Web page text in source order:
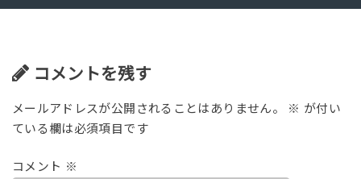
コメントを残す
メールアドレスが公開されることはありません。 ※ が付い
ている欄は必須項目です
コメント ※